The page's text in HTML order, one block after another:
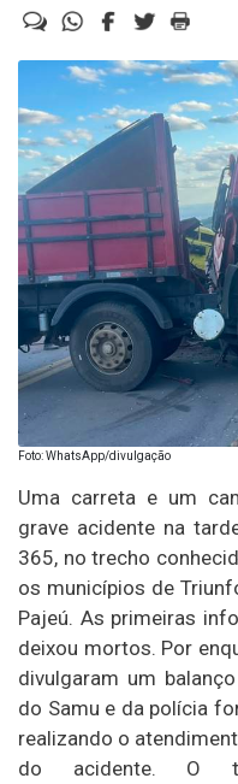
Foto: WhatsApp/divulgação
Uma carreta e um
grave acidente na
365, no trecho
os municípios de
Pajeú. As primeiras
deixou mortos. Por
divulgaram um
do Samu e da polícia
realizando o
do acidente. O